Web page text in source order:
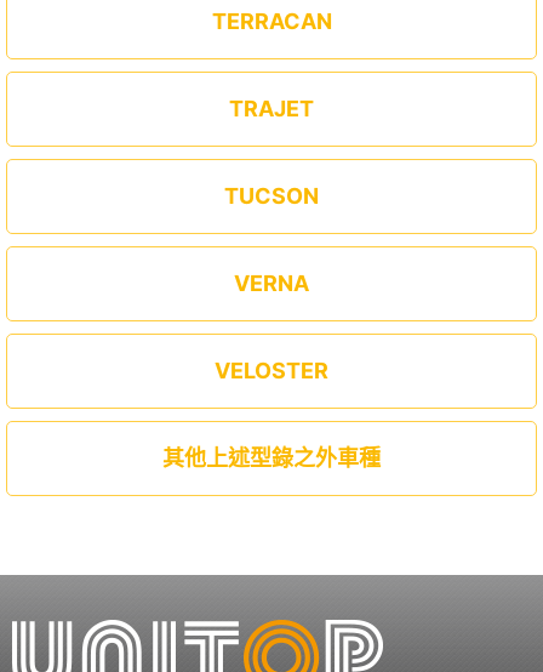
TERRACAN
TRAJET
TUCSON
VERNA
VELOSTER
其他上述型錄之外車種